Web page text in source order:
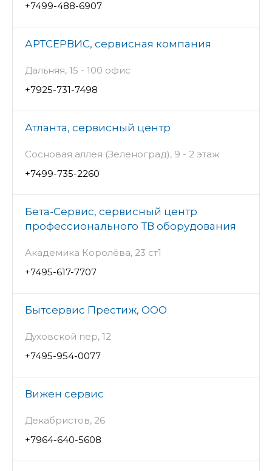
+7499-488-6907
АРТСЕРВИС, сервисная компания
Дальняя, 15 - 100 офис
+7925-731-7498
Атланта, сервисный центр
Сосновая аллея (Зеленоград), 9 - 2 этаж
+7499-735-2260
Бета-Сервис, сервисный центр
профессионального ТВ оборудования
Академика Королёва, 23 ст1
+7495-617-7707
Бытсервис Престиж, ООО
Духовской пер, 12
+7495-954-0077
Вижен сервис
Декабристов, 26
+7964-640-5608